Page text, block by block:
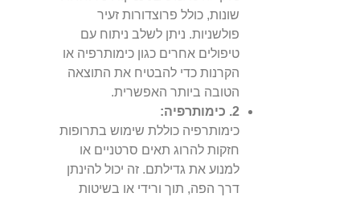
שונות, כולל פרוצדורות זעיר
פולשניות. ניתן לשלב ניתוח עם
טיפולים אחרים כגון כימותרפיה או
הקרנות כדי להבטיח את התוצאה
הטובה ביותר האפשרית.
2. כימותרפיה:
כימותרפיה כוללת שימוש בתרופות
חזקות להרוג תאים סרטניים או
למנוע את גדילתם. זה יכול להינתן
דרך הפה, תוך ורידי או בשיטות